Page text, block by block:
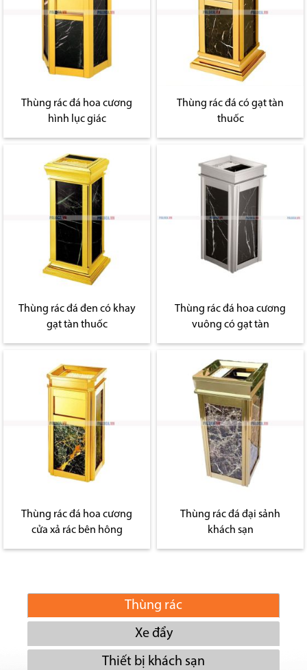
Thùng rác đá hoa cương
hình lục giác
Thùng rác đá có gạt tàn
thuốc
Thùng rác đá đen có khay
gạt tàn thuốc
Thùng rác đá hoa cương
vuông có gạt tàn
Thùng rác đá hoa cương
cửa xả rác bên hông
Thùng rác đá đại sảnh
khách sạn
Thùng rác
Xe đẩy
Thiết bị khách sạn